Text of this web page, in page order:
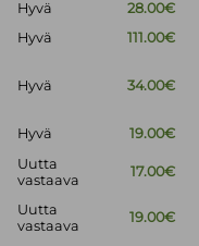
Hyvä
28.00€
Hyvä
111.00€
Hyvä 34.00€
Hyvä
19.00€
Uutta
vastaava
17.00€
Uutta
vastaava
19.00€